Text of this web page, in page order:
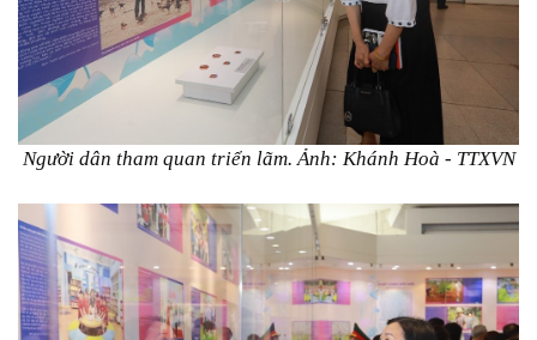
Người dân tham quan triển lãm. Ảnh: Khánh Hoà - TTXVN